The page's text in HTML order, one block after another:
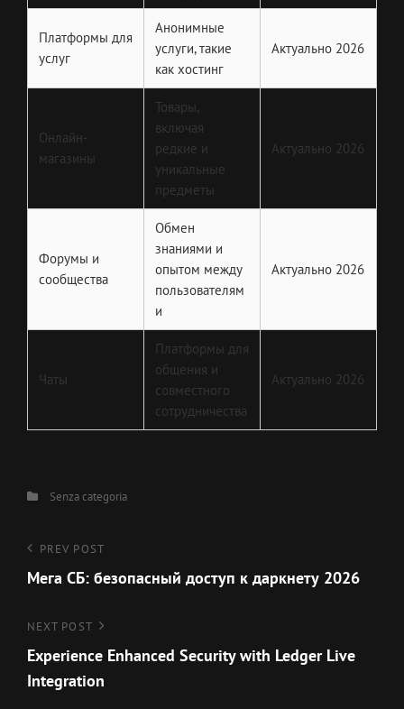
Платформы для
услуг
Анонимные
услуги, такие
как хостинг
Актуально 2026
Онлайн-
магазины
Товары,
включая
редкие и
уникальные
предметы
Актуально 2026
Форумы и
сообщества
Обмен
знаниями и
опытом между
пользователям
и
Актуально 2026
Чаты
Платформы для
общения и
совместного
сотрудничества
Актуально 2026
CategoriesSenza categoria
Navigazione
articoli
Previous
Post
PREV POST
Мега СБ: безопасный доступ к даркнету 2026
Next
Post
NEXT POST
Experience Enhanced Security with Ledger Live
Integration